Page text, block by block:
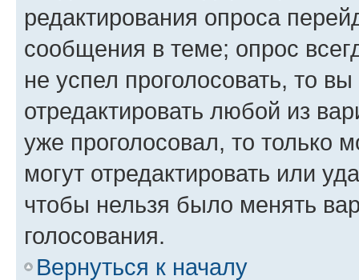
редактирования опроса
сообщения в теме; опрос
не успел проголосовать, то
отредактировать любой из
уже проголосовал, то только
могут отредактировать или
чтобы нельзя было менять
голосования.
Вернуться к началу